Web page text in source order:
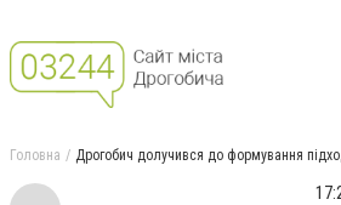
Головна Дрогобич долучився до формування